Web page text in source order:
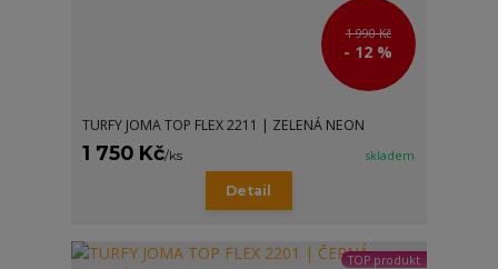
1 990 Kč
- 12 %
TURFY JOMA TOP FLEX 2211 | ZELENÁ NEON
1 750 Kč/ks skladem
Detail
TOP produkt